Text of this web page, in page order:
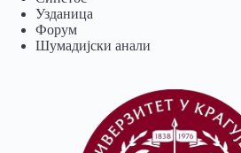
Узданица
Форум
Шумадијски анали